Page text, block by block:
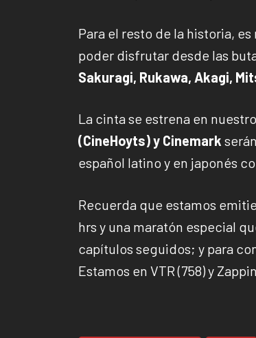
Para el resto de la historia,
poder disfrutar desde las
Sakuragi, Rukawa, Akagi,
La cinta se estrena en
(CineHoyts) y Cinemark
español latino y en japonés
Recuerda que estamos
hrs y una maratón especial
capítulos seguidos; y para
Estamos en VTR (758) y